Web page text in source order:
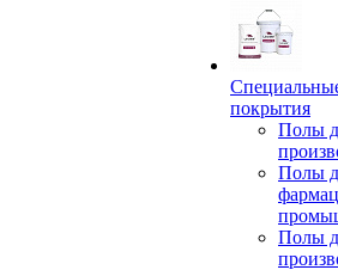
покрытия
Полы
Полы
Полы